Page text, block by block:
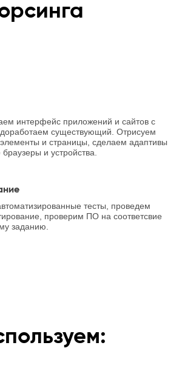
интерфейс приложений и сайтов с
существующий. Отрисуем
и страницы, сделаем адаптивы
и устройства.
тесты, проведем
проверим ПО на соответсвие
заданию.